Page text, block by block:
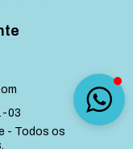
03
- Todos os